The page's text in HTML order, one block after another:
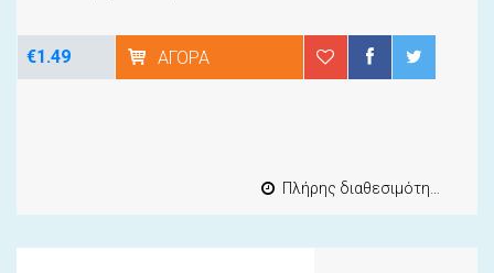
€1.49 ΑΓΟΡΆ
Πλήρης διαθεσιμότητα